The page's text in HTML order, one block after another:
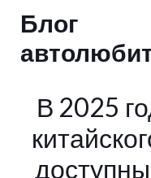
Блог
В 2025